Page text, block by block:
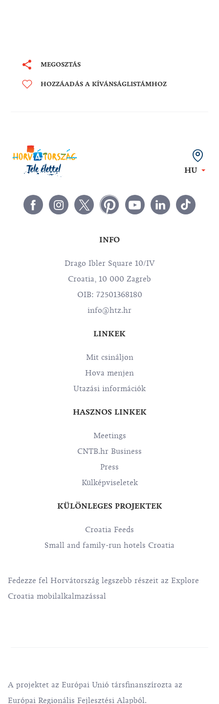
MEGOSZTÁS
HOZZÁADÁS A KÍVÁNSÁGLISTÁMHOZ
HU
INFO
Drago Ibler Square 10/IV
Croatia, 10 000 Zagreb
OIB: 72501368180
info@htz.hr
LINKEK
Mit csináljon
Hova menjen
Utazási információk
HASZNOS LINKEK
Meetings
CNTB.hr Business
Press
Külképviseletek
KÜLÖNLEGES PROJEKTEK
Croatia Feeds
Small and family-run hotels Croatia
Fedezze fel Horvátország legszebb részeit az Explore
Croatia mobilalkalmazással
A projektet az Európai Unió társfinanszírozta az
Európai Regionális Fejlesztési Alapból.